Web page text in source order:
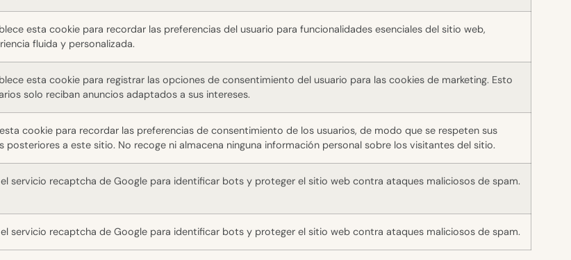
esta cookie para recordar las preferencias del usuario para funcionalidades esenciales del sitio web,
fluida y personalizada.
esta cookie para registrar las opciones de consentimiento del usuario para las cookies de marketing. Esto
solo reciban anuncios adaptados a sus intereses.
cookie para recordar las preferencias de consentimiento de los usuarios, de modo que se respeten sus
posteriores a este sitio. No recoge ni almacena ninguna información personal sobre los visitantes del sitio.
servicio recaptcha de Google para identificar bots y proteger el sitio web contra ataques maliciosos de spam.
servicio recaptcha de Google para identificar bots y proteger el sitio web contra ataques maliciosos de spam.